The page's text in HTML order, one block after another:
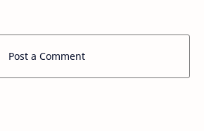
Post a Comment